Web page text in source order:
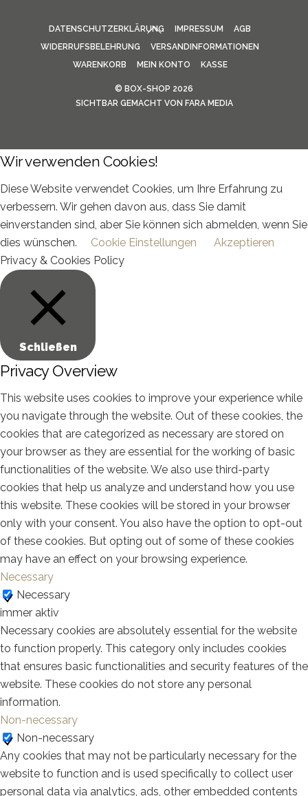
BACK
TO
TOP
DATENSCHUTZERKLÄRUNG IMPRESSUM
AGB
WIDERRUFSBELEHRUNG
VERSANDINFORMATIONEN
WARENKORB
MEIN KONTO KASSE
© BOX-SHOP 2026
SICHTBAR GEMACHT VON FARA MEDIA
Wir verwenden Cookies!
Diese Website verwendet Cookies, um Ihre Erfahrung zu
verbessern. Wir gehen davon aus, dass Sie damit
einverstanden sind, aber Sie können sich abmelden, wenn Sie
dies wünschen.
Cookie Einstellungen
Akzeptieren
Privacy & Cookies Policy
Schließen
Privacy Overview
This website uses cookies to improve your experience while
you navigate through the website. Out of these cookies, the
cookies that are categorized as necessary are stored on
your browser as they are essential for the working of basic
functionalities of the website. We also use third-party
cookies that help us analyze and understand how you use
this website. These cookies will be stored in your browser
only with your consent. You also have the option to opt-out
of these cookies. But opting out of some of these cookies
may have an effect on your browsing experience.
Necessary
Necessary
immer aktiv
Necessary cookies are absolutely essential for the website
to function properly. This category only includes cookies
that ensures basic functionalities and security features of the
website. These cookies do not store any personal
information.
Non-necessary
Non-necessary
Any cookies that may not be particularly necessary for the
website to function and is used specifically to collect user
personal data via analytics, ads, other embedded contents